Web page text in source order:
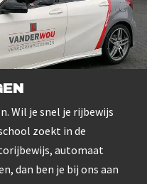
Wil je snel je rijbewijs
zoekt in de
automaat
dan ben je bij ons aan